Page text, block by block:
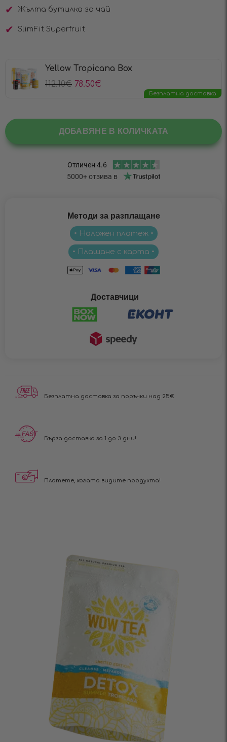
Жълта бутилка за чай
SlimFit Superfruit
Yellow Tropicana Box
112.10€ 78.50€
Безплатна доставка
ДОБАВЯНЕ В КОЛИЧКАТА
Методи за разплащане
• Наложен платеж •
• Плащане с карта •
Доставчици
Безплатна доставка за поръчки над 25€
Бърза доставка за 1 до 3 дни!
Платете, когато видите продукта!